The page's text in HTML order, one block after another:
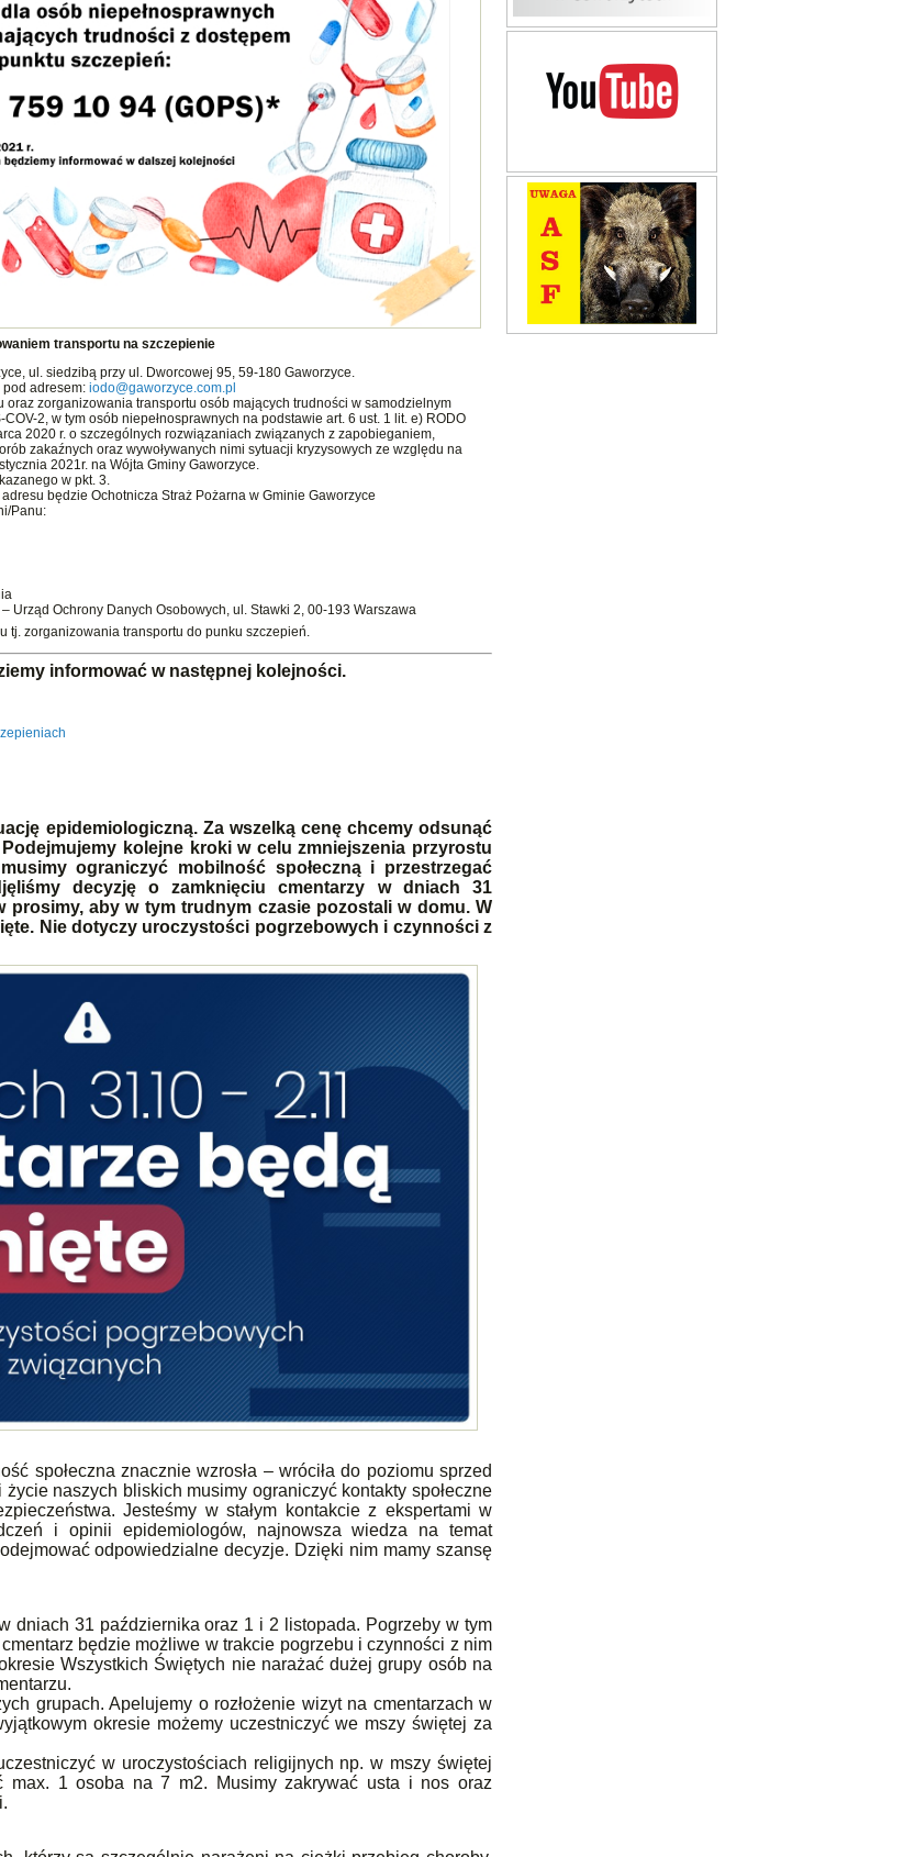
transportu na szczepienie
ul. siedzibą przy ul. Dworcowej 95, 59-180 Gaworzyce.
adresem: iodo@gaworzyce.com.pl
zorganizowania transportu osób mających trudności w samodzielnym
2, w tym osób niepełnosprawnych na podstawie art. 6 ust. 1 lit. e) RODO
2020 r. o szczególnych rozwiązaniach związanych z zapobieganiem,
zakaźnych oraz wywoływanych nimi sytuacji kryzysowych ze względu na
2021r. na Wójta Gminy Gaworzyce.
w pkt. 3.
będzie Ochotnicza Straż Pożarna w Gminie Gaworzyce
Panu:
Urząd Ochrony Danych Osobowych, ul. Stawki 2, 00-193 Warszawa
tj. zorganizowania transportu do punku szczepień.
informować w następnej kolejności.
epidemiologiczną. Za wszelką cenę chcemy odsunąć
kolejne kroki w celu zmniejszenia przyrostu
ograniczyć mobilność społeczną i przestrzegać
decyzję o zamknięciu cmentarzy w dniach 31
prosimy, aby w tym trudnym czasie pozostali w domu. W
Nie dotyczy uroczystości pogrzebowych i czynności z
społeczna znacznie wzrosła – wróciła do poziomu sprzed
naszych bliskich musimy ograniczyć kontakty społeczne
Jesteśmy w stałym kontakcie z ekspertami w
i opinii epidemiologów, najnowsza wiedza na temat
odpowiedzialne decyzje. Dzięki nim mamy szansę
dniach 31 października oraz 1 i 2 listopada. Pogrzeby w tym
będzie możliwe w trakcie pogrzebu i czynności z nim
Wszystkich Świętych nie narażać dużej grupy osób na
grupach. Apelujemy o rozłożenie wizyt na cmentarzach w
okresie możemy uczestniczyć we mszy świętej za
w uroczystościach religijnych np. w mszy świętej
max. 1 osoba na 7 m2. Musimy zakrywać usta i nos oraz